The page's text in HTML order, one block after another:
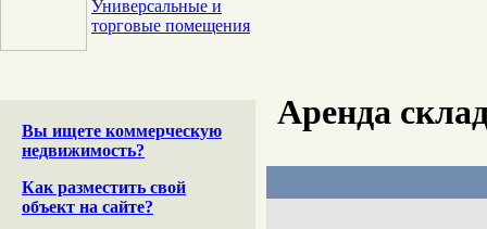
Универсальные и
торговые помещения
Вы ищете коммерческую
недвижимость?
Как разместить свой
объект на сайте?
Аренда